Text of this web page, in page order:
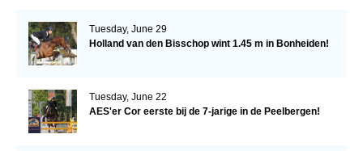
Tuesday, June 29
Holland van den Bisschop wint 1.45 m in Bonheiden!
Tuesday, June 22
AES'er Cor eerste bij de 7-jarige in de Peelbergen!